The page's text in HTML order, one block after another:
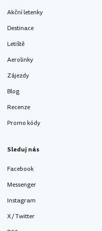
Akční letenky
Destinace
Letiště
Aerolinky
Zájezdy
Blog
Recenze
Promo kódy
Sleduj nás
Facebook
Messenger
Instagram
X / Twitter